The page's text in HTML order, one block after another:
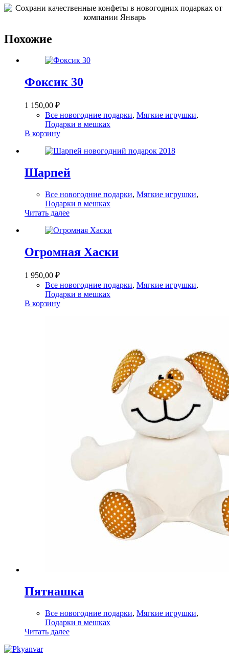
Похожие
Фоксик 30
1 150,00 ₽
Все новогодние подарки, Мягкие игрушки,
Подарки в мешках
В корзину
Шарпей
Все новогодние подарки, Мягкие игрушки,
Подарки в мешках
Читать далее
Огромная Хаски
1 950,00 ₽
Все новогодние подарки, Мягкие игрушки,
Подарки в мешках
В корзину
Пятнашка
Все новогодние подарки, Мягкие игрушки,
Подарки в мешках
Читать далее